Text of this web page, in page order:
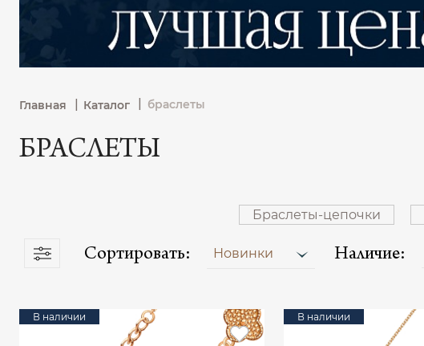
Главная | Каталог браслеты
БРАСЛЕТЫ
Браслеты-цепочки
Сортировать: Новинки Наличие:
В наличии В наличии